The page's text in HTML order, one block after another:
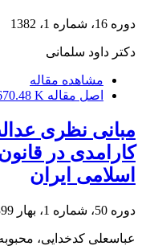
دوره 16، شماره 1، 1382
دکتر داود سلمانی
مشاهده مقاله
اصل مقاله K
مبانی نظری
کارامدی در
اسلامی ایران
دوره 50، شماره 1، بهار 1399، صفحه
عباسعلی کدخدایی،